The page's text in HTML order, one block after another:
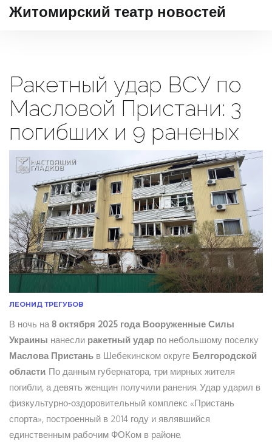
Житомирский театр новостей
Ракетный удар ВСУ по
Масловой Пристани: 3
погибших и 9 раненых
ЛЕОНИД ТРЕГУБОВ
В ночь на8 октября 2025 года Вооруженные Силы
Украины нанесли ракетный удар по небольшому поселку
Маслова Пристань в Шебекинском округе Белгородской
области. По данным губернатора, три мирных жителя
погибли, а девять женщин получили ранения. Удар ударил в
физкультурно‑оздоровительный комплекс «Пристань
спорта», построенный в 2014 году и являвшийся
единственным рабочим ФОКом в районе.